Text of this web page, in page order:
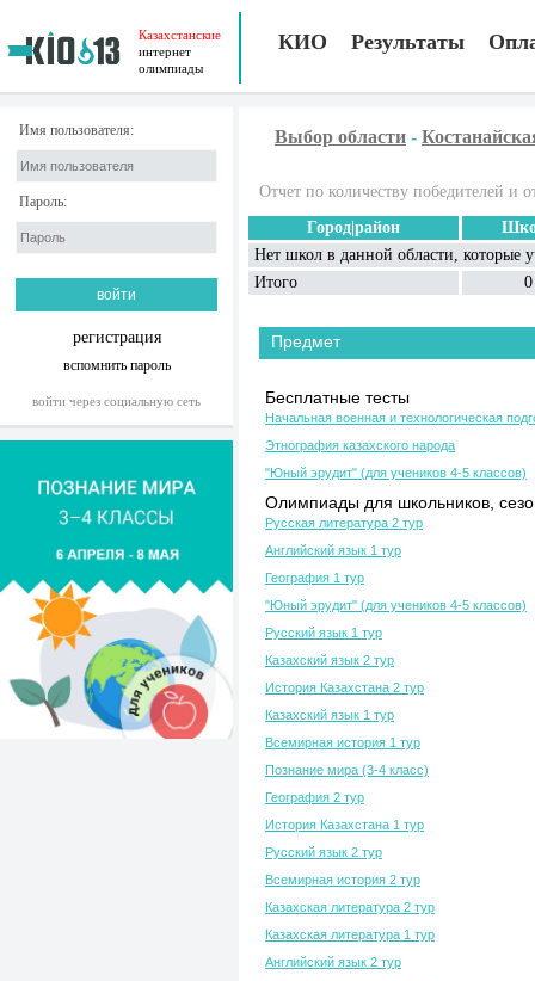
Казахстанские
интернет
олимпиады
КИО Результаты
Имя пользователя:
Пароль:
регистрация
вспомнить пароль
войти через социальную сеть
Выбор области -
Отчет по количеству победителей и
Город|район
Нет школ в данной области, которые
Итого
0
Предмет
Бесплатные тесты
Начальная военная и технологическая
Этнография казахского народа
"Юный эрудит" (для учеников 4-5 классов)
Олимпиады для школьников,
Русская литература 2 тур
Английский язык 1 тур
География 1 тур
"Юный эрудит" (для учеников 4-5 классов)
Русский язык 1 тур
Казахский язык 2 тур
История Казахстана 2 тур
Казахский язык 1 тур
Всемирная история 1 тур
Познание мира (3-4 класс)
География 2 тур
История Казахстана 1 тур
Русский язык 2 тур
Всемирная история 2 тур
Казахская литература 2 тур
Казахская литература 1 тур
Английский язык 2 тур